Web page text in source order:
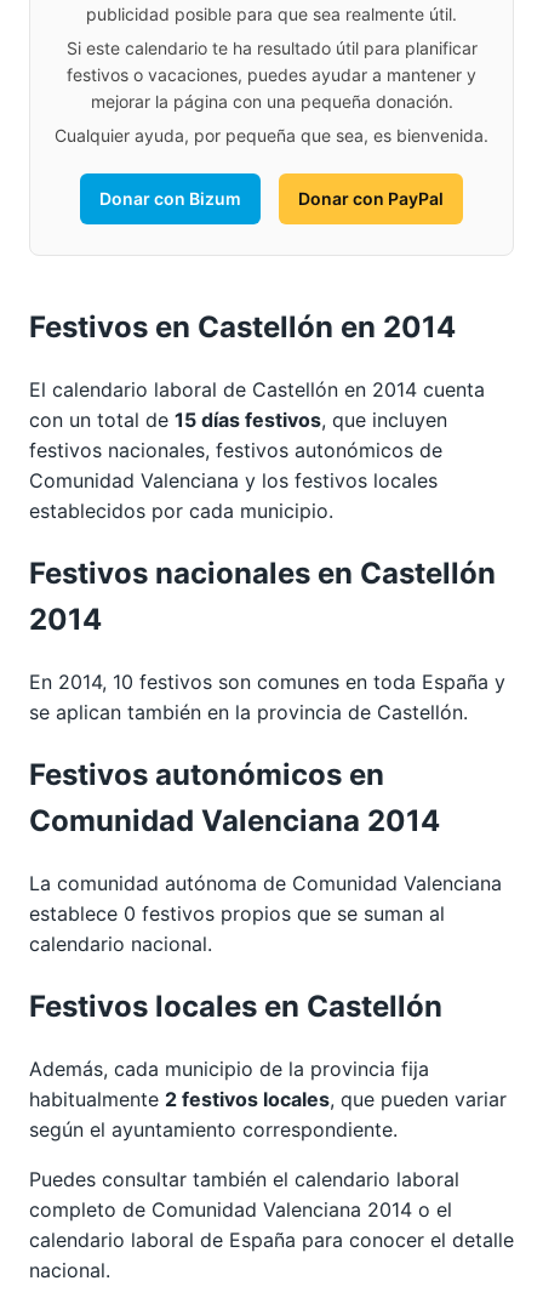
publicidad posible para que sea realmente útil.
Si este calendario te ha resultado útil para planificar
festivos o vacaciones, puedes ayudar a mantener y
mejorar la página con una pequeña donación.
Cualquier ayuda, por pequeña que sea, es bienvenida.
Donar con Bizum Donar con PayPal
Festivos en Castellón en 2014
El calendario laboral de Castellón en 2014 cuenta
con un total de 15 días festivos, que incluyen
festivos nacionales, festivos autonómicos de
Comunidad Valenciana y los festivos locales
establecidos por cada municipio.
Festivos nacionales en Castellón
2014
En 2014, 10 festivos son comunes en toda España y
se aplican también en la provincia de Castellón.
Festivos autonómicos en
Comunidad Valenciana 2014
La comunidad autónoma de Comunidad Valenciana
establece 0 festivos propios que se suman al
calendario nacional.
Festivos locales en Castellón
Además, cada municipio de la provincia fija
habitualmente 2 festivos locales, que pueden variar
según el ayuntamiento correspondiente.
Puedes consultar también el calendario laboral
completo de Comunidad Valenciana 2014 o el
calendario laboral de España para conocer el detalle
nacional.